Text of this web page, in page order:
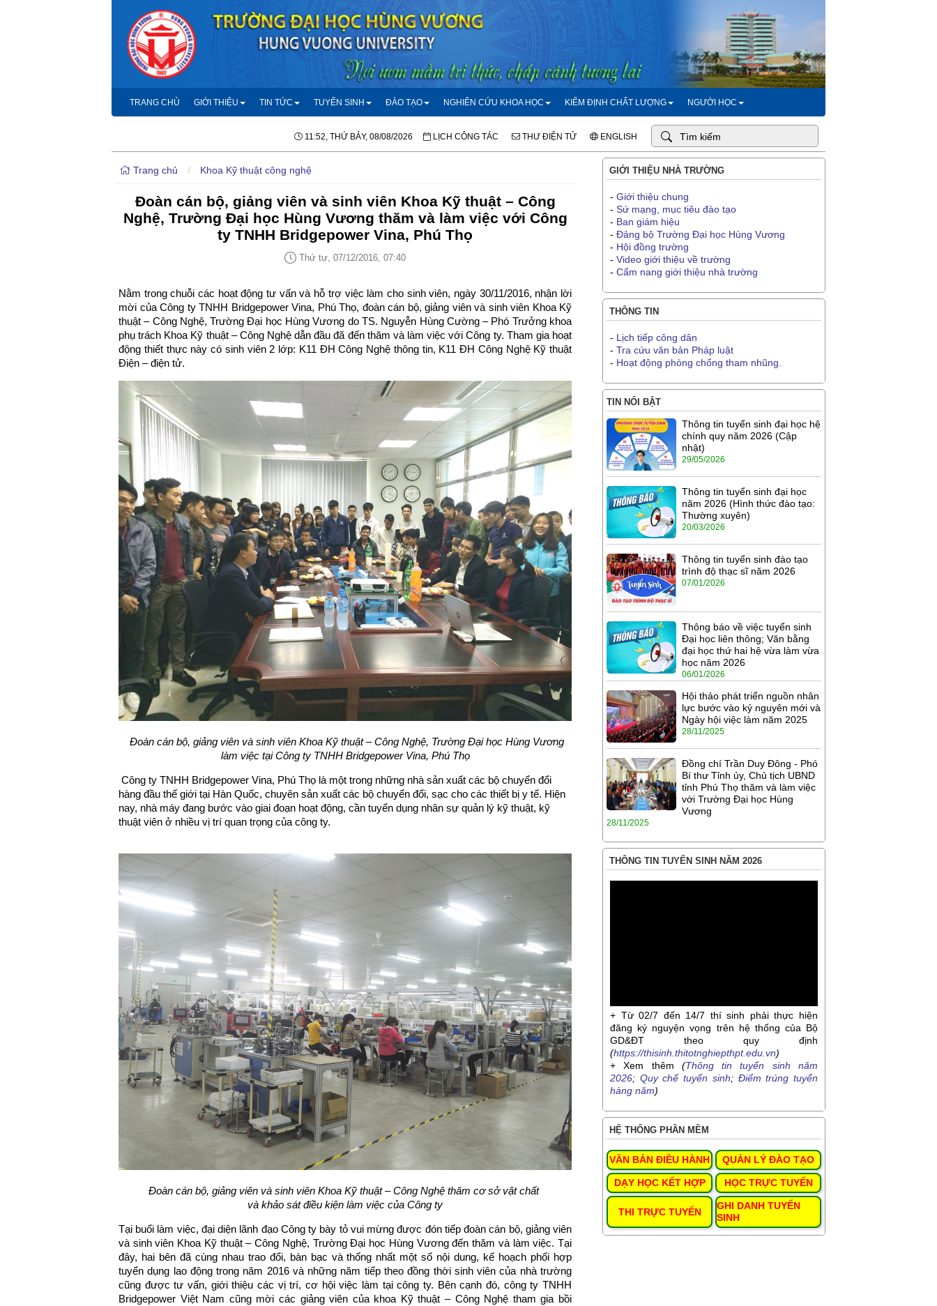
TRANG CHỦ GIỚI THIỆU TIN TỨC TUYỂN SINH ĐÀO TẠO NGHIÊN CỨU KHOA HỌC KIỂM ĐỊNH CHẤT LƯỢNG NGƯỜI HỌC
11:52, THỨ BẢY, 08/08/2026 LỊCH CÔNG TÁC THƯ ĐIỆN TỬ ENGLISH
Trang chủ / Khoa Kỹ thuật công nghệ
Đoàn cán bộ, giảng viên và sinh viên Khoa Kỹ thuật – Công
Nghệ, Trường Đại học Hùng Vương thăm và làm việc với Công
ty TNHH Bridgepower Vina, Phú Thọ
Thứ tư, 07/12/2016, 07:40
Nằm trong chuỗi các hoạt động tư vấn và hỗ trợ việc làm cho sinh viên, ngày 30/11/2016, nhận lời
mời của Công ty TNHH Bridgepower Vina, Phú Thọ, đoàn cán bộ, giảng viên và sinh viên Khoa Kỹ
thuật – Công Nghệ, Trường Đại học Hùng Vương do TS. Nguyễn Hùng Cường – Phó Trưởng khoa
phụ trách Khoa Kỹ thuật – Công Nghệ dẫn đầu đã đến thăm và làm việc với Công ty. Tham gia hoạt
động thiết thực này có sinh viên 2 lớp: K11 ĐH Công Nghệ thông tin, K11 ĐH Công Nghệ Kỹ thuật
Điện – điện tử.
Đoàn cán bộ, giảng viên và sinh viên Khoa Kỹ thuật – Công Nghệ, Trường Đại học Hùng Vương
làm việc tại Công ty TNHH Bridgepower Vina, Phú Thọ
Công ty TNHH Bridgepower Vina, Phú Thọ là một trong những nhà sản xuất các bộ chuyển đổi
hàng đầu thế giới tại Hàn Quốc, chuyên sản xuất các bộ chuyển đổi, sạc cho các thiết bị y tế. Hiện
nay, nhà máy đang bước vào giai đoạn hoạt động, cần tuyển dụng nhân sự quản lý kỹ thuật, kỹ
thuật viên ở nhiều vị trí quan trọng của công ty.
Đoàn cán bộ, giảng viên và sinh viên Khoa Kỹ thuật – Công Nghệ thăm cơ sở vật chất
và khảo sát điều kiện làm việc của Công ty
Tại buổi làm việc, đại diện lãnh đạo Công ty bày tỏ vui mừng được đón tiếp đoàn cán bộ, giảng viên
và sinh viên Khoa Kỹ thuật – Công Nghệ, Trường Đại học Hùng Vương đến thăm và làm việc. Tại
đây, hai bên đã cùng nhau trao đổi, bàn bạc và thống nhất một số nội dung, kế hoạch phối hợp
tuyển dụng lao động trong năm 2016 và những năm tiếp theo đồng thời sinh viên của nhà trường
cũng được tư vấn, giới thiệu các vị trí, cơ hội việc làm tại công ty. Bên cạnh đó, công ty TNHH
Bridgepower Việt Nam cũng mời các giảng viên của khoa Kỹ thuật – Công Nghệ tham gia bồi
GIỚI THIỆU NHÀ TRƯỜNG
- Giới thiệu chung
- Sứ mạng, mục tiêu đào tạo
- Ban giám hiệu
- Đảng bộ Trường Đại học Hùng Vương
- Hội đồng trường
- Video giới thiệu về trường
- Cẩm nang giới thiệu nhà trường
THÔNG TIN
- Lịch tiếp công dân
- Tra cứu văn bản Pháp luật
- Hoạt động phòng chống tham nhũng.
TIN NỔI BẬT
Thông tin tuyển sinh đại học hệ
chính quy năm 2026 (Cập
nhật)
29/05/2026
Thông tin tuyển sinh đại học
năm 2026 (Hình thức đào tạo:
Thường xuyên)
20/03/2026
Thông tin tuyển sinh đào tạo
trình độ thạc sĩ năm 2026
07/01/2026
Thông báo về việc tuyển sinh
Đại học liên thông; Văn bằng
đại học thứ hai hệ vừa làm vừa
học năm 2026
06/01/2026
Hội thảo phát triển nguồn nhân
lực bước vào kỷ nguyên mới và
Ngày hội việc làm năm 2025
28/11/2025
Đồng chí Trần Duy Đông - Phó
Bí thư Tỉnh ủy, Chủ tịch UBND
tỉnh Phú Thọ thăm và làm việc
với Trường Đại học Hùng
Vương
28/11/2025
THÔNG TIN TUYỂN SINH NĂM 2026
+ Từ 02/7 đến 14/7 thí sinh phải thực hiện
đăng ký nguyện vọng trên hệ thống của Bộ
GD&ĐT theo quy định
(https://thisinh.thitotnghiepthpt.edu.vn)
+ Xem thêm (Thông tin tuyển sinh năm
2026; Quy chế tuyển sinh; Điểm trúng tuyển
hàng năm)
HỆ THỐNG PHẦN MỀM
VĂN BẢN ĐIỀU HÀNH QUẢN LÝ ĐÀO TẠO
DẠY HỌC KẾT HỢP HỌC TRỰC TUYẾN
THI TRỰC TUYẾN
GHI DANH TUYỂN
SINH